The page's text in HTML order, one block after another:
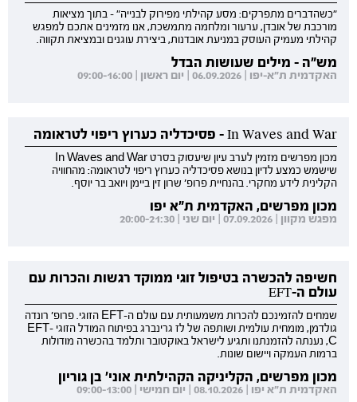
"כשהדברים מתפרקים: מסע קהילתי מפירוק לבנייה" - בתוך מציאות
מורכבת של אובדן, ערעור ומלחמה מתמשכת, אנו מזמינים אתכם למפגש
קהילתי מעמיק העוסק במניעת אובדנות, ביצירת עוגנים ובמציאת תקווה.
מש"ה - מילים שעושות הבדל
האקדמית ת"א-יפו | 06.09.2026 | יום ראשון | 09:00-16:00
In Waves and War - פסיכדליה כערוץ ריפוי לטראומה
מכון מפרשים מזמין לערב עיון שיעסוק בסרט In Waves and War
שישמש כמצע לדיון בנושא פסיכדליה כערוץ ריפוי לטראומה: מהחוויה
הקלינית לידע מחקרי. בהנחיית פרופ' שרון זין ביימן ויואב בר יוסף.
מכון מפרשים, האקדמית ת"א יפו
מפגש מקוון | 07.09.2026 | יום שני | 20:00-21:30
חשיפה להכשרה בטיפול זוגי ממוקד רגשות והכרות עם
עולם ה-EFT
שמחים להזמינכם להכרות משמעותית עם עולם ה-EFT הזוגי. פרופ' רונדה
גולדמן, מומחית עולמית ושותפה של לז גרינברג בפיתוח המודל הזוגי EFT-
C, נענתה להזמנתנו ותגיע לישראל באוקטובר ותלמד בהכשרה מודולות
ברמות העמקה ויישום שונות.
מכון מפרשים, הקליניקה הקהילתית אוני' בן גוריון
האקדמית ת"א יפו | 08.10.2026 | יום חמישי | 09:00-13:00